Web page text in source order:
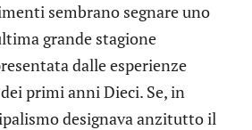
sembrano segnare uno
grande stagione
dalle esperienze
primi anni Dieci. Se, in
designava anzitutto il